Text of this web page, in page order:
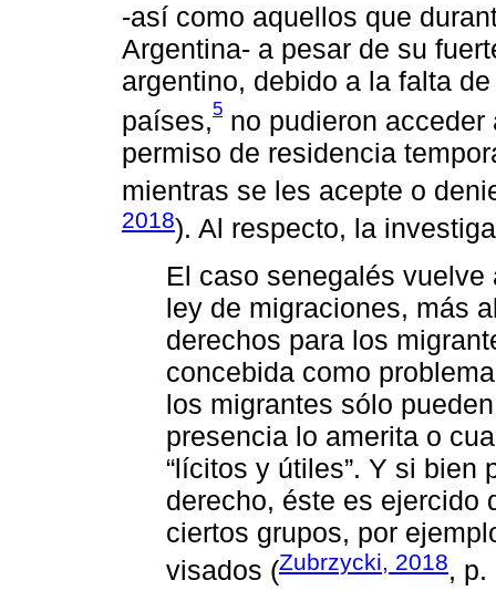
-así como aquellos que
Argentina- a pesar de su
argentino, debido a la falta
países,5 no pudieron
permiso de residencia
mientras se les acepte o
2018). Al respecto, la
El caso senegalés
ley de migraciones, más
derechos para los
concebida como
los migrantes sólo
presencia lo amerita o
“lícitos y útiles”. Y si bien
derecho, éste es ejercido
ciertos grupos, por
visados (Zubrzycki, 2018, p.